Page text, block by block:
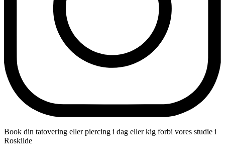
Book din tatovering eller piercing i dag eller kig forbi vores studie i
Roskilde